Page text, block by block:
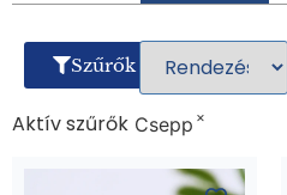
Szűrők
Aktív szűrők Csepp ×